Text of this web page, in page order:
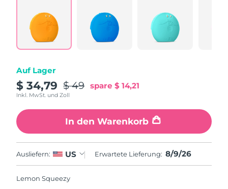
Auf Lager
$ 34,79 $ 49 spare$ 14,21
Inkl. MwSt. und Zoll
In den Warenkorb
Ausliefern: US Erwartete Lieferung: 8/9/26
Lemon Squeezy